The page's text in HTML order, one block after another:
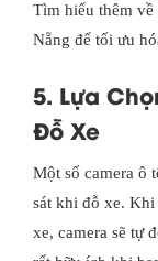
Tìm hiểu thêm
Nẵng để tối ưu
5. Lựa
Đỗ Xe
Một số camera ô
sát khi đỗ xe. Khi
xe, camera sẽ tự